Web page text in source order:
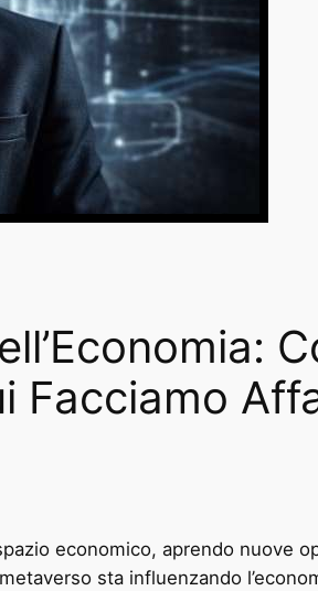
Facciamo
economico, aprendo nuove
sta influenzando